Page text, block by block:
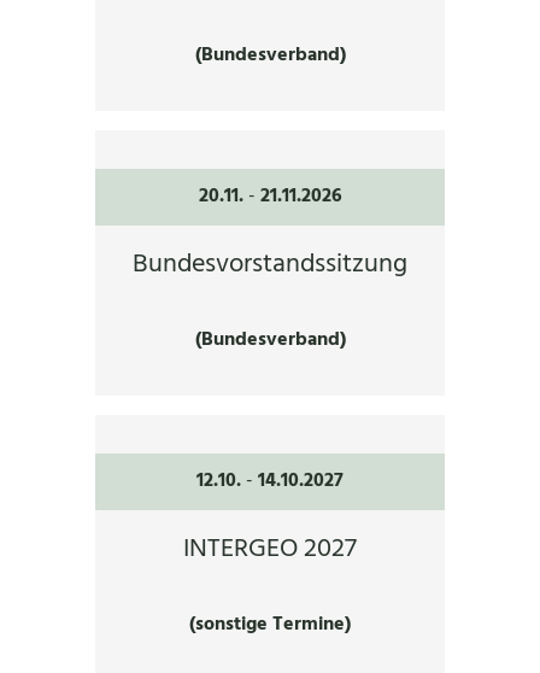
(Bundesverband)
20.11. -21.11.2026
Bundesvorstandssitzung
(Bundesverband)
12.10.-14.10.2027
INTERGEO 2027
(sonstige Termine)